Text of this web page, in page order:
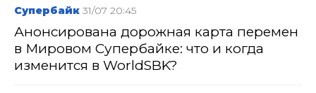
Супербайк 31/07 20:45
Анонсирована дорожная карта перемен
в Мировом Супербайке: что и когда
изменится в WorldSBK?